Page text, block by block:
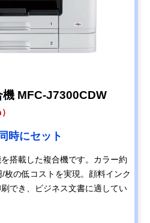
機 MFC-J7300CDW
時にセット
搭載した複合機です。カラー約
の低コストを実現。顔料インク
でき、ビジネス文書に適してい